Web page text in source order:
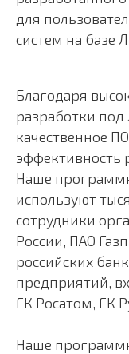
для
систем на базе
Благодаря
разработки
качественное
эффективность
Наше
используют
сотрудники
России, ПАО
российских
предприятий,
ГК Росатом, ГК
Наше